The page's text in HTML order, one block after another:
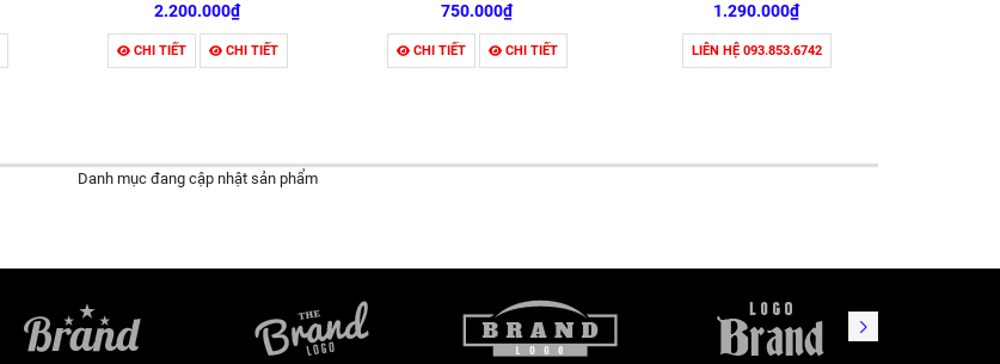
2.200.000₫
CHI TIẾT CHI TIẾT
750.000₫
CHI TIẾT CHI TIẾT
1.290.000₫
LIÊN HỆ 093.853.6742
Danh mục đang cập nhật sản phẩm